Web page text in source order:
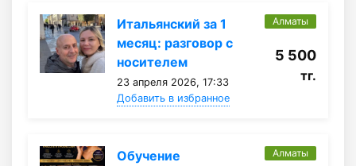
Итальянский за 1
месяц: разговор с
носителем
23 апреля 2026, 17:33
Добавить в избранное
Алматы
5 500
тг.
Обучение
Алматы